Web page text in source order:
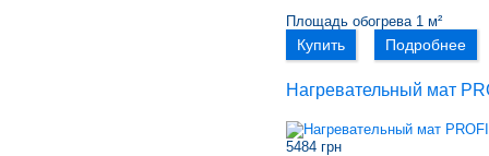
Площадь обогрева 1 м²
Купить Подробнее
Нагревательный мат
5484 грн